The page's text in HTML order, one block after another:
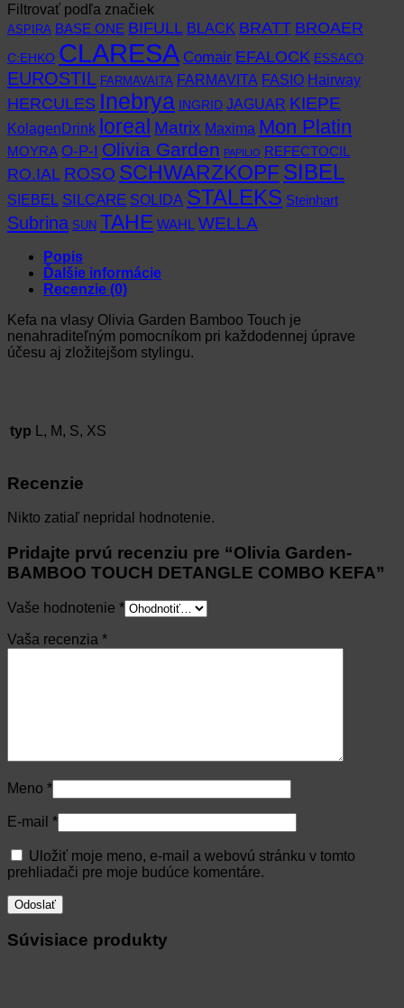
Filtrovať podľa značiek
ASPIRA BASE ONE BIFULL BLACK BRATT BROAER
C:EHKO CLARESA Comair EFALOCK ESSACO
EUROSTIL FARMAVAITA FARMAVITA FASIO Hairway
HERCULES Inebrya INGRID JAGUAR KIEPE
KolagenDrink loreal Matrix Maxima Mon Platin
MOYRA O-P-I Olivia Garden PAPILIO REFECTOCIL
RO.IAL ROSO SCHWARZKOPF SIBEL
SIEBEL SILCARE SOLIDA STALEKS Steinhart
Subrina SUN TAHE WAHL WELLA
Popis
Ďalšie informácie
Recenzie (0)
Kefa na vlasy Olivia Garden Bamboo Touch je
nenahraditeľným pomocníkom pri každodennej úprave
účesu aj zložitejšom stylingu.
typ L, M, S, XS
Recenzie
Nikto zatiaľ nepridal hodnotenie.
Pridajte prvú recenziu pre “Olivia Garden-
BAMBOO TOUCH DETANGLE COMBO KEFA”
Vaše hodnotenie *
Vaša recenzia *
Meno *
E-mail *
Uložiť moje meno, e-mail a webovú stránku v tomto
prehliadači pre moje budúce komentáre.
Súvisiace produkty